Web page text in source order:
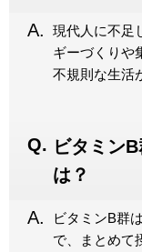
現代人に不足
ギーづくりや
不規則な生活
ビタミン
は？
ビタミンB群
で、まとめて